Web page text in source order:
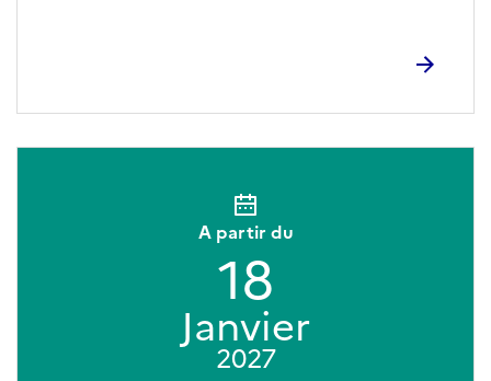
A partir du
18
Janvier
2027